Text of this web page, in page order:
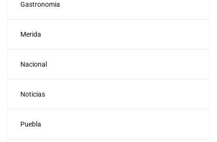
Gastronomia
Merida
Nacional
Noticias
Puebla